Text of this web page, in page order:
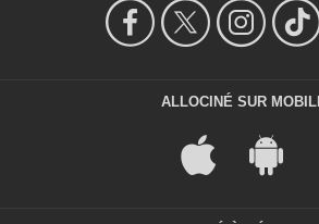
ALLOCINÉ SUR